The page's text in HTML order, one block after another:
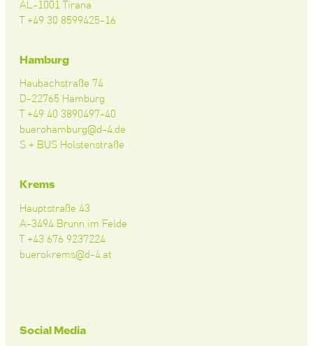
AL-1001 Tirana
T +49 30 8599425-16
Hamburg
Haubachstraße 74
D-22765 Hamburg
T +49 40 3890497-40
buerohamburg@d-4.de
S + BUS Holstenstraße
Krems
Hauptstraße 43
A-3494 Brunn im Felde
T +43 676 9237224
buerokrems@d-4.at
Social Media